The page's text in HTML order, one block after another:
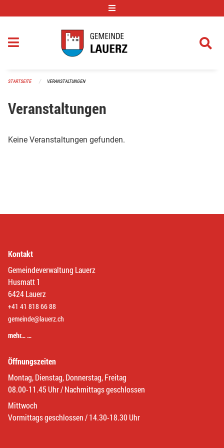
STARTSEITE VERANSTALTUNGEN
Veranstaltungen
Keine Veranstaltungen gefunden.
Kontakt
Gemeindeverwaltung Lauerz
Husmatt 1
6424 Lauerz
+41 41 818 66 88
gemeinde@lauerz.ch
mehr… …
Öffnungszeiten
Montag, Dienstag, Donnerstag, Freitag
08.00-11.45 Uhr / Nachmittags geschlossen
Mittwoch
Vormittags geschlossen / 14.30-18.30 Uhr